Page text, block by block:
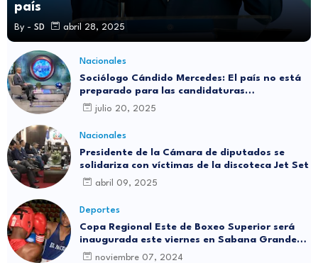
país
By - SD abril 28, 2025
Nacionales
Sociólogo Cándido Mercedes: El país no está
preparado para las candidaturas
independientes
julio 20, 2025
Nacionales
Presidente de la Cámara de diputados se
solidariza con víctimas de la discoteca Jet Set
abril 09, 2025
Deportes
Copa Regional Este de Boxeo Superior será
inaugurada este viernes en Sabana Grande
de Boyá
noviembre 07, 2024